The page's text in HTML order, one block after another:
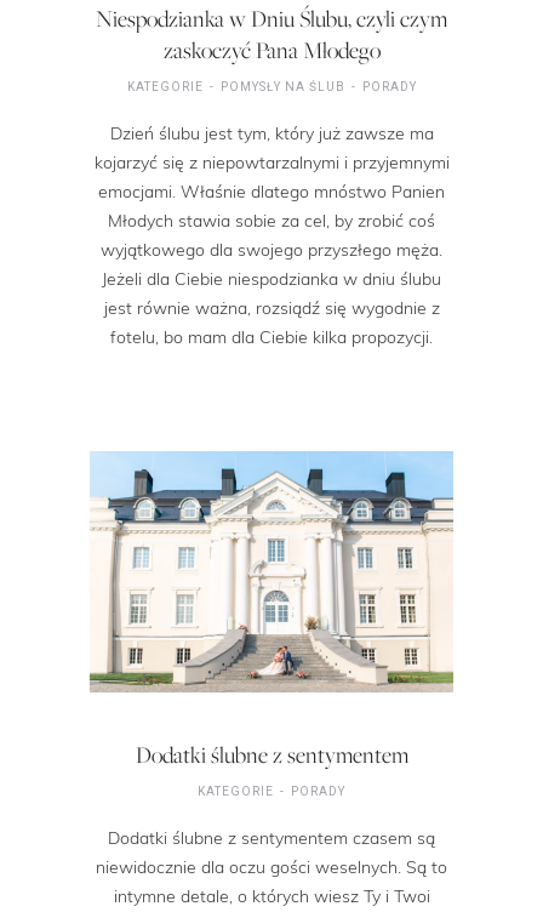
Niespodzianka w Dniu Ślubu, czyli czym
zaskoczyć Pana Młodego
KATEGORIE POMYSŁY NA ŚLUB PORADY
Dzień ślubu jest tym, który już zawsze ma
kojarzyć się z niepowtarzalnymi i przyjemnymi
emocjami. Właśnie dlatego mnóstwo Panien
Młodych stawia sobie za cel, by zrobić coś
wyjątkowego dla swojego przyszłego męża.
Jeżeli dla Ciebie niespodzianka w dniu ślubu
jest równie ważna, rozsiądź się wygodnie z
fotelu, bo mam dla Ciebie kilka propozycji.
Dodatki ślubne z sentymentem
KATEGORIE PORADY
Dodatki ślubne z sentymentem czasem są
niewidocznie dla oczu gości weselnych. Są to
intymne detale, o których wiesz Ty i Twoi